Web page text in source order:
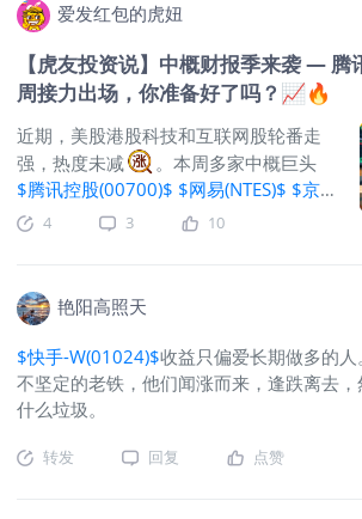
爱发红包的虎妞
【虎友投资说】中概财报季来袭 —
周接力出场，你准备好了吗？📈🔥
近期，美股港股科技和互联网股轮番走
强，热度未减
。本周多家中概巨头
$腾讯控股(00700)$ $网易(NTES)$ $京
东集团-SW(09618)$
$微博(WB)$
收？来一起看财报、吹数据、比观点！
以下是各位虎友的观点，你是否认同
@证悟君港股这里$京东集团-
SW(09618)$七鲜小厨值得关注下。我
之前一直觉得小市场份额的新玩家要逆
己之短攻敌之长。毕竟
$美团-
4 3 10
艳阳高照天
$快手-W(01024)$收益只偏爱长期做多的
不坚定的老铁，他们闻涨而来，逢跌离去
什么垃圾。
转发 回复 点赞